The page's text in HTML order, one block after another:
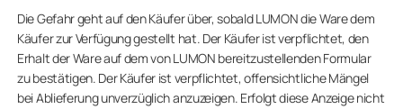
Die Gefahr geht auf den Käufer über, sobald LUMON die Ware dem
Käufer zur Verfügung gestellt hat. Der Käufer ist verpflichtet, den
Erhalt der Ware auf dem von LUMON bereitzustellenden Formular
zu bestätigen. Der Käufer ist verpflichtet, offensichtliche Mängel
bei Ablieferung unverzüglich anzuzeigen. Erfolgt diese Anzeige nicht